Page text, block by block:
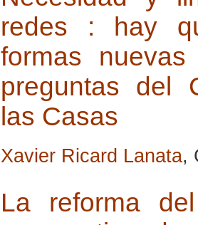
redes : hay
formas
preguntas del
las Casas
Xavier Ricard Lanata,
La reforma